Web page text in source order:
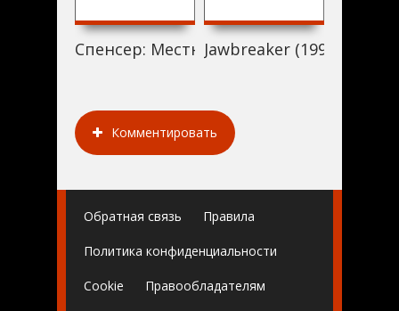
Спенсер: Местный дикарь (1995)
Jawbreaker (1995)
Комментировать
Обратная связь Правила
Политика конфиденциальности
Cookie Правообладателям